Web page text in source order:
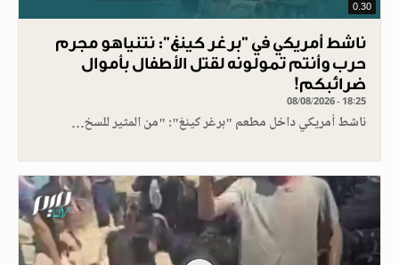
0.30
ناشط أمريكي في "برغر كينغ": نتنياهو مجرم
حرب وأنتم تمولونه لقتل الأطفال بأموال
ضرائبكم!
08/08/2026 - 18:25
ناشط أمريكي داخل مطعم "برغر كينغ": "من المثير للسخ…